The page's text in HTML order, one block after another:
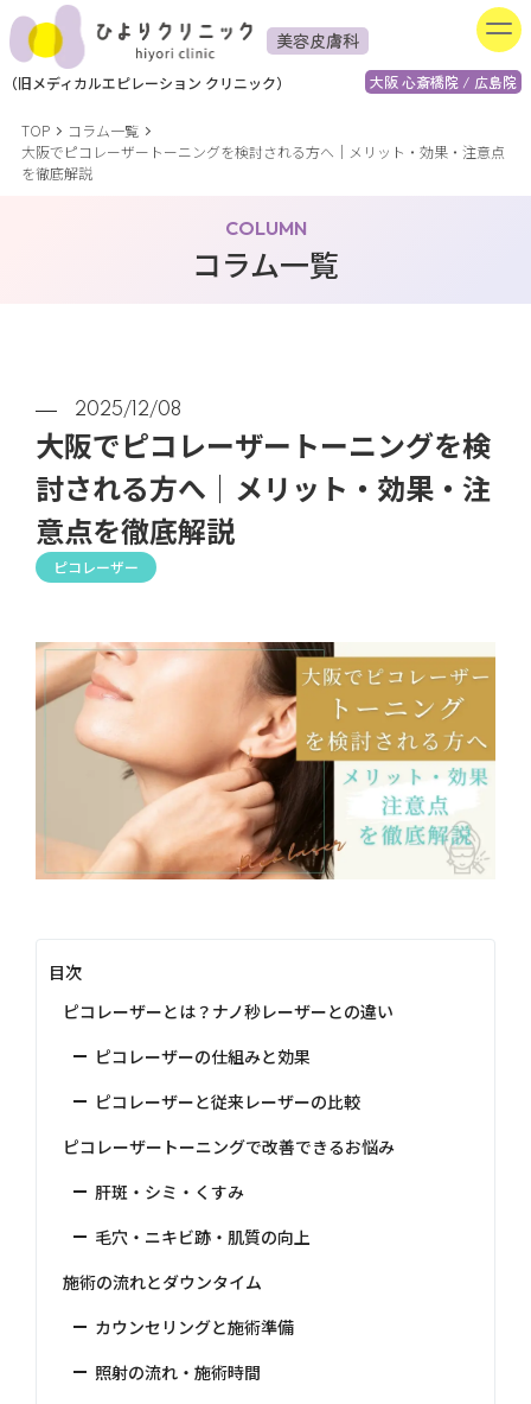
美容皮膚科
大阪 心斎橋院 / 広島院
（旧メディカルエピレーション クリニック）
TOP
コラム一覧
大阪でピコレーザートーニングを検討される方へ｜メリット・効果・注意点
を徹底解説
COLUMN
コラム一覧
2025/12/08
大阪でピコレーザートーニングを検
討される方へ｜メリット・効果・注
意点を徹底解説
ピコレーザー
目次
ピコレーザーとは？ナノ秒レーザーとの違い
ピコレーザーの仕組みと効果
ピコレーザーと従来レーザーの比較
ピコレーザートーニングで改善できるお悩み
肝斑・シミ・くすみ
毛穴・ニキビ跡・肌質の向上
施術の流れとダウンタイム
カウンセリングと施術準備
照射の流れ・施術時間